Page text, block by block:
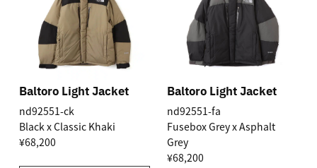
Baltoro Light Jacket
nd92551-ck
Black x Classic Khaki
¥68,200
Baltoro Light Jacket
nd92551-fa
Fusebox Grey x Asphalt
Grey
¥68,200